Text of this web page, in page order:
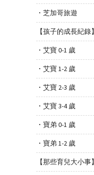
・芝加哥旅遊
【孩子的成長紀錄】
・艾寶 0-1 歲
・艾寶 1-2 歲
・艾寶 2-3 歲
・艾寶 3-4 歲
・寶弟 0-1 歲
・寶弟 1-2 歲
【那些育兒大小事】